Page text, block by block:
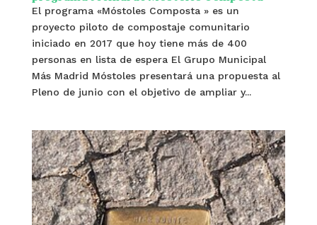
El programa «Móstoles Composta » es un
proyecto piloto de compostaje comunitario
iniciado en 2017 que hoy tiene más de 400
personas en lista de espera El Grupo Municipal
Más Madrid Móstoles presentará una propuesta al
Pleno de junio con el objetivo de ampliar y...